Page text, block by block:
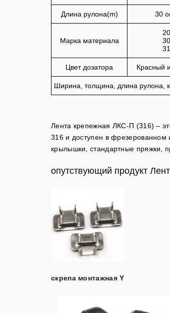
Длина рулона(m) 30
Марка материала
Цвет дозатора Красный
Ширина, толщина, длина рулона,
Лента крепежная ЛКС-П (316) –
316 и доступен в фрезерованном
крылышки, стандартные пряжки,
опутствующий продукт
скрепа монтажная Y